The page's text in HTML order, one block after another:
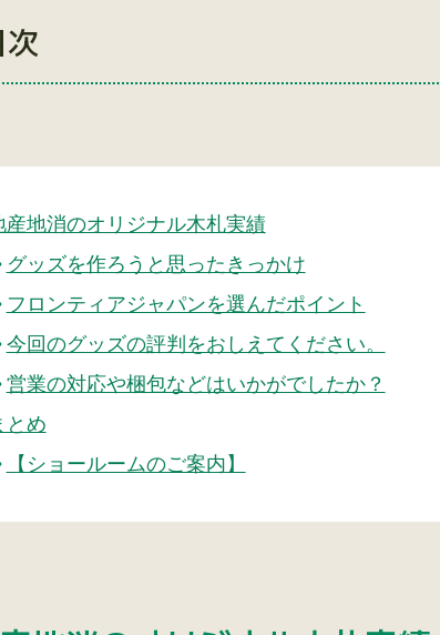
次
産地消のオリジナル木札実績
グッズを作ろうと思ったきっかけ
フロンティアジャパンを選んだポイント
今回のグッズの評判をおしえてください。
営業の対応や梱包などはいかがでしたか？
とめ
【ショールームのご案内】